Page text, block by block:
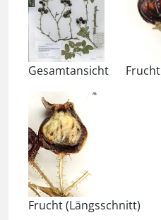
Gesamtansicht Frucht
Frucht (Längsschnitt)